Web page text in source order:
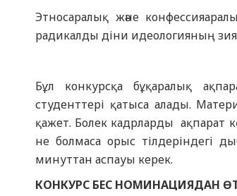
Этносаралық және
радикалды діни идеологияның
Бұл конкурсқа бұқаралық
студенттері қатыса алады.
қажет. Болек кадрларды ақпарат
не болмаса орыс тілдеріндегі
минуттан аспауы керек.
КОНКУРС БЕС НОМИНАЦИЯДАН